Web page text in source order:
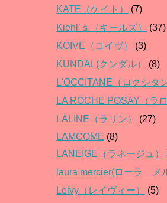
KATE（ケイト）
(7)
Kiehl’ｓ（キールズ）
(37)
KOIVE（コイヴ）
(3)
KUNDAL(クンダル）
(8)
L'OCCITANE（ロクシタン
LA ROCHE POSAY（ラ
LALINE（ラリン）
(27)
LAMCOME (8)
LANEIGE（ラネージュ）
laura mercier(ローラ メ
Leivy（レイヴィー）
(5)